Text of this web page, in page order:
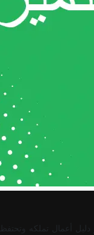
أعمال تملكه وتحتفظ